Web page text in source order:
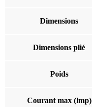
Dimensions
Dimensions plié
Poids
Courant max (lmp)